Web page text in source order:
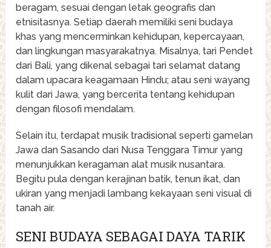
beragam, sesuai dengan letak geografis dan
etnisitasnya. Setiap daerah memiliki seni budaya
khas yang mencerminkan kehidupan, kepercayaan,
dan lingkungan masyarakatnya. Misalnya, tari Pendet
dari Bali, yang dikenal sebagai tari selamat datang
dalam upacara keagamaan Hindu; atau seni wayang
kulit dari Jawa, yang bercerita tentang kehidupan
dengan filosofi mendalam.
Selain itu, terdapat musik tradisional seperti gamelan
Jawa dan Sasando dari Nusa Tenggara Timur yang
menunjukkan keragaman alat musik nusantara.
Begitu pula dengan kerajinan batik, tenun ikat, dan
ukiran yang menjadi lambang kekayaan seni visual di
tanah air.
SENI BUDAYA SEBAGAI DAYA TARIK